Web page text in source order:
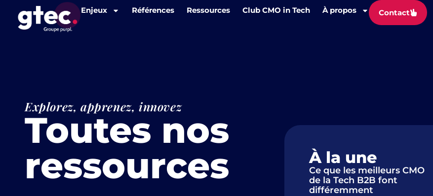
Panneau de gestion des cookies
Enjeux Références Ressources Club CMO in Tech À propos Contact
Explorez, apprenez, innovez
Toutes nos
ressources
À la une
Ce que les meilleurs CMO
de la Tech B2B font
différemment